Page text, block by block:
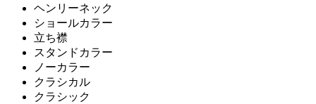
ヘンリーネック
ショールカラー
立ち襟
スタンドカラー
ノーカラー
クラシカル
クラシック